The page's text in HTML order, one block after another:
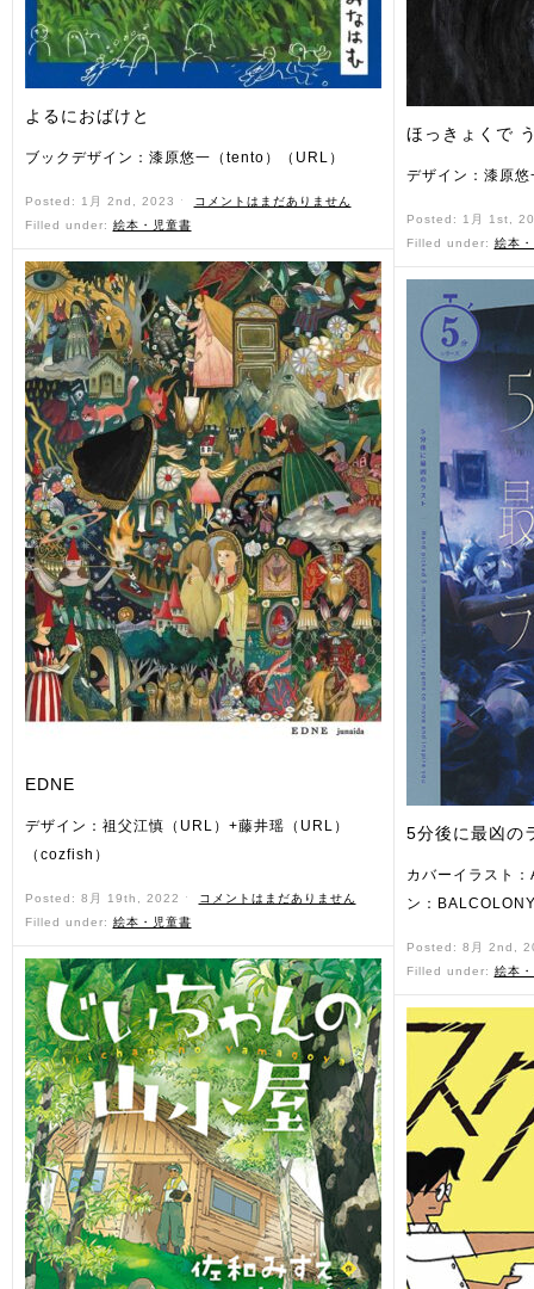
よるにおばけと
ブックデザイン：漆原悠一（tento）（URL）
Posted: 1月 2nd, 2023 ˑ
コメントはまだありません
Filled under: 絵本・児童書
EDNE
デザイン：祖父江慎（URL）+藤井瑶（URL）
（cozfish）
Posted: 8月 19th, 2022 ˑ
コメントはまだありません
Filled under: 絵本・児童書
ほっきょくで
デザイン：漆原
Posted: 1月 1st,
Filled under: 絵本
5分後に最凶の
カバーイラスト
ン：
Posted: 8月 2nd,
Filled under: 絵本